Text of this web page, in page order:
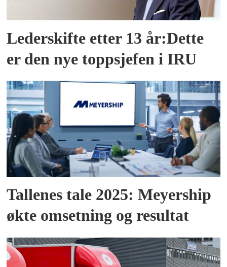
Lederskifte etter 13 år:Dette
er den nye toppsjefen i IRU
Tallenes tale 2025: Meyership
økte omsetning og resultat